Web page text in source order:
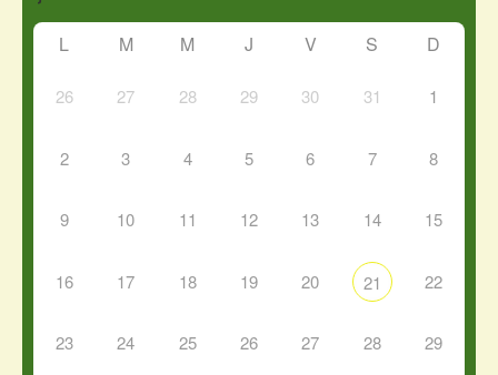
L M M J V S D
26 27 28 29 30 31 1
2 3 4 5 6 7 8
9 10 11 12 13 14 15
16 17 18 19 20 21 22
23 24 25 26 27 28 29